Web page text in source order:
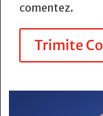
comentez.
Trimite